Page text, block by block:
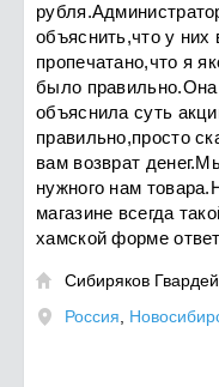
объяснить,что у них
пропечатано,что я
было
объяснила суть
правильно,просто
вам возврат
нужного нам
магазине всегда
хамской форме

Сибиряков
Россия